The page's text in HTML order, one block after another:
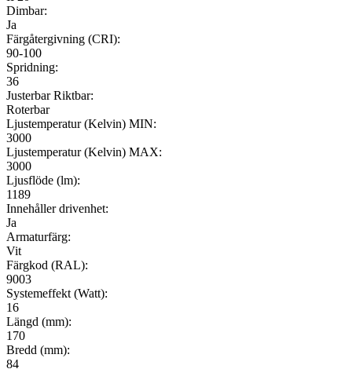
Dimbar:
Ja
Färgåtergivning (CRI):
90-100
Spridning:
36
Justerbar Riktbar:
Roterbar
Ljustemperatur (Kelvin) MIN:
3000
Ljustemperatur (Kelvin) MAX:
3000
Ljusflöde (lm):
1189
Innehåller drivenhet:
Ja
Armaturfärg:
Vit
Färgkod (RAL):
9003
Systemeffekt (Watt):
16
Längd (mm):
170
Bredd (mm):
84